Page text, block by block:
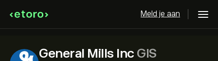
Meld je aan
General Mills Inc GIS